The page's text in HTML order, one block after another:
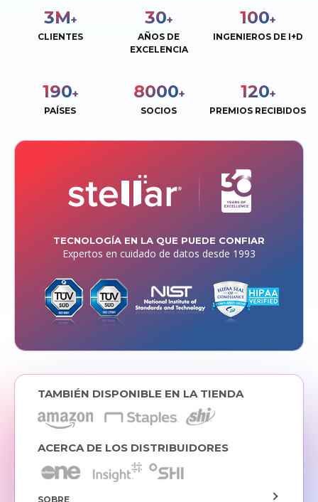
3M+
CLIENTES
30+
AÑOS DE
EXCELENCIA
100+
INGENIEROS DE I+D
190+
PAÍSES
8000+
SOCIOS
120+
PREMIOS RECIBIDOS
TECNOLOGÍA EN LA QUE PUEDE CONFIAR
Expertos en cuidado de datos desde 1993
TAMBIÉN DISPONIBLE EN LA TIENDA
ACERCA DE LOS DISTRIBUIDORES
SOBRE